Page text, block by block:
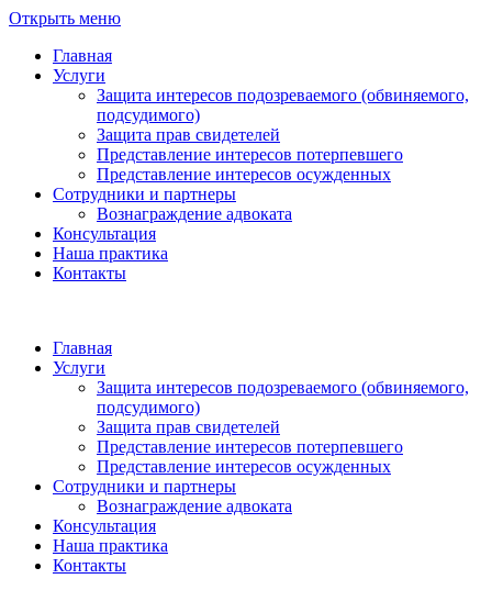
Открыть меню
Главная
Услуги
Защита интересов подозреваемого (обвиняемого,
подсудимого)
Защита прав свидетелей
Представление интересов потерпевшего
Представление интересов осужденных
Сотрудники и партнеры
Вознаграждение адвоката
Консультация
Наша практика
Контакты
Главная
Услуги
Защита интересов подозреваемого (обвиняемого,
подсудимого)
Защита прав свидетелей
Представление интересов потерпевшего
Представление интересов осужденных
Сотрудники и партнеры
Вознаграждение адвоката
Консультация
Наша практика
Контакты